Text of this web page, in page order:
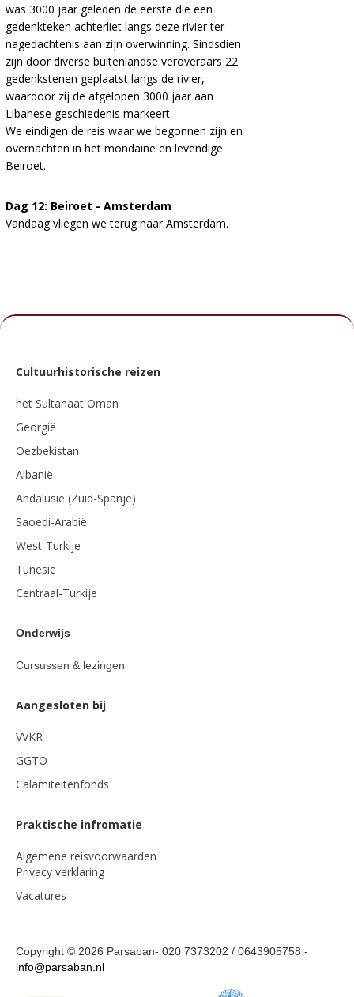
was 3000 jaar geleden de eerste die een
gedenkteken achterliet langs deze rivier ter
nagedachtenis aan zijn overwinning. Sindsdien
zijn door diverse buitenlandse veroveraars 22
gedenkstenen geplaatst langs de rivier,
waardoor zij de afgelopen 3000 jaar aan
Libanese geschiedenis markeert.
We eindigen de reis waar we begonnen zijn en
overnachten in het mondaine en levendige
Beiroet.
Dag 12: Beiroet - Amsterdam
Vandaag vliegen we terug naar Amsterdam.
Cultuurhistorische reizen
het Sultanaat Oman
Georgië
Oezbekistan
Albanië
Andalusië (Zuid-Spanje)
Saoedi-Arabië
West-Turkije
Tunesië
Centraal-Turkije
Onderwijs
Cursussen & lezingen
Aangesloten bij
VVKR
GGTO
Calamiteitenfonds
Praktische infromatie
Algemene reisvoorwaarden
Privacy verklaring
Vacatures
Copyright © 2026 Parsaban- 020 7373202 / 0643905758 -
info@parsaban.nl